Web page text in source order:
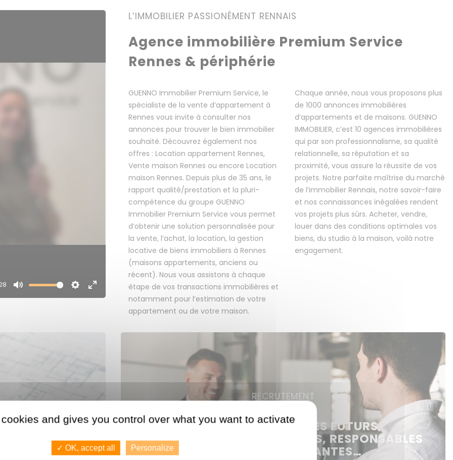
Settings
Enter
L’IMMOBILIER PASSIONÉMENT RENNAIS
Agence immobilière Premium Service
Rennes & périphérie
GUENNO Immobilier Premium Service, le
spécialiste de la vente d’appartement à
Rennes vous invite à consulter nos
annonces pour trouver le bien immobilier
souhaité. Découvrez également nos
offres : Location appartement Rennes,
Vente maison Rennes ou encore Location
maison Rennes. Depuis plus de 35 ans, le
rapport qualité/prestation et la pluri-
compétence du groupe GUENNO
Immobilier Premium Service vous permet
d’obtenir une solution personnalisée pour
la vente, l’achat, la location, la gestion
locative de biens immobiliers à Rennes
(maisons appartements, anciens ou
récent). Nous vous assistons à chaque
étape de vos transactions immobilières et
notamment pour l’estimation de votre
appartement ou de votre maison.
Chaque année, nous vous proposons plus
de 1000 annonces immobilières
d’appartements et de maisons. GUENNO
IMMOBILIER, c’est 10 agences immobilières
qui par son professionnalisme, sa qualité
relationnelle, sa réputation et sa
proximité, vous assure la réussite de vos
projets. Notre parfaite maîtrise du marché
de l’immobilier Rennais, notre savoir-faire
et nos connaissances inégalées rendent
vos projets plus sûrs. Acheter, vendre,
louer dans des conditions optimales vos
biens, du studio à la maison, voilà notre
engagement.
RECRUTEMENT
NOUS RECRUTONS DES FUTURS
CONSEILLERS NÉGOCIATEURS, RESPONSABLES
AGENCES, ASSISTANTES…
and gives you control over what you want to activate
✓ OK, accept all Personalize